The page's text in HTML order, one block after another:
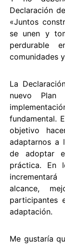
Declaración
«Juntos
se unen y
perdurable
comunidades
La
nuevo
fundamental.
objetivo
adaptarnos a
de adoptar
práctica. En
alcance,
participantes
adaptación.
Me gustaría